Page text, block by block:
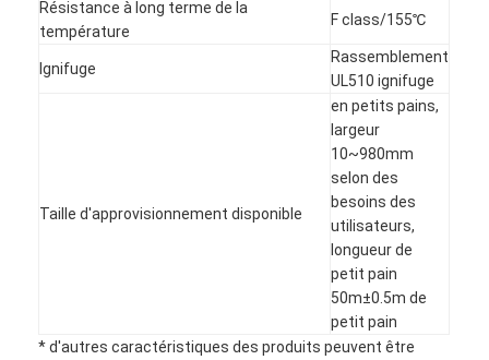
Bande de tissu en verre de papier d'aluminium
L'aluminium a fait face au papier d'emballage
Tissu de fibre de verre de papier d'aluminium
Ruban adhésif de tissu
Moulage de précision de précision
Résistance à long terme de la
température
F class/155℃
Ignifuge
Rassemblement
UL510 ignifuge
Taille d'approvisionnement disponible
en petits pains,
largeur
10~980mm
selon des
besoins des
utilisateurs,
longueur de
petit pain
50m±0.5m de
petit pain
* d'autres caractéristiques des produits peuvent être